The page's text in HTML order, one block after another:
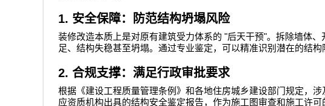
1. 安全保障：防范结构坍塌风险
装修改造本质上是对原有建筑受力体系的 "后天干预"。拆除墙体、
足、结构失稳甚至坍塌。通过专业鉴定，可以精准识别潜在的结
2. 合规支撑：满足行政审批要求
根据《建设工程质量管理条例》和各地住房城乡建设部门规定，
应资质机构出具的结构安全鉴定报告，作为施工图审查和施工许